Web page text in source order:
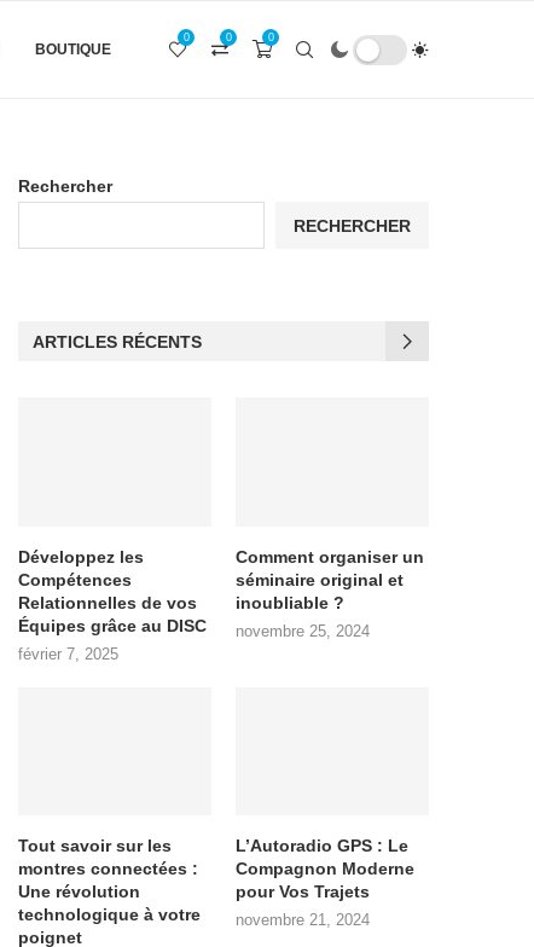
BOUTIQUE
0
0
0
Rechercher
RECHERCHER
ARTICLES RÉCENTS
Développez les
Compétences
Relationnelles de vos
Équipes grâce au DISC
février 7, 2025
Comment organiser un
séminaire original et
inoubliable ?
novembre 25, 2024
Tout savoir sur les
montres connectées :
Une révolution
technologique à votre
poignet
L’Autoradio GPS : Le
Compagnon Moderne
pour Vos Trajets
novembre 21, 2024